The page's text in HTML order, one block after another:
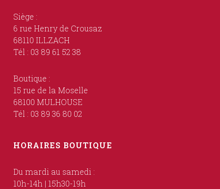
Siège :
6 rue Henry de Crousaz
68110 ILLZACH
Tél : 03 89 61 52 38
Boutique :
15 rue de la Moselle
68100 MULHOUSE
Tél : 03 89 36 80 02
HORAIRES BOUTIQUE
Du mardi au samedi :
10h-14h | 15h30-19h